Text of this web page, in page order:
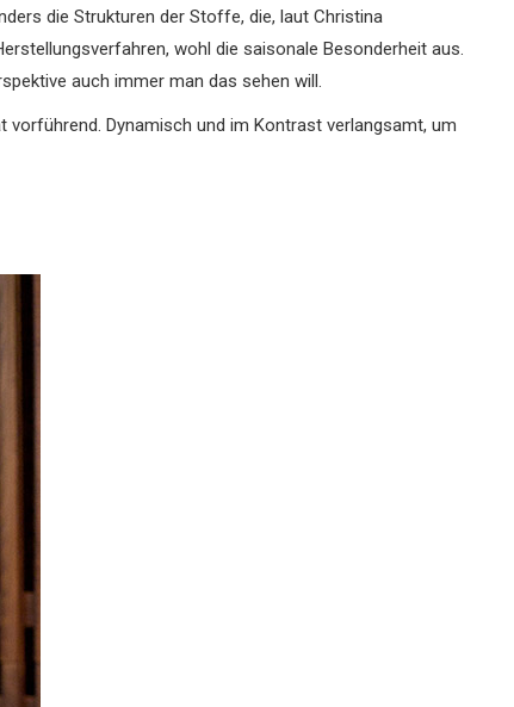
die Strukturen der Stoffe, die, laut Christina
wohl die saisonale Besonderheit aus.
auch immer man das sehen will.
Dynamisch und im Kontrast verlangsamt, um